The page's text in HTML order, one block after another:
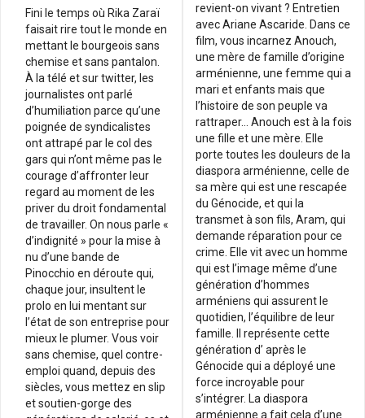
Fini le temps où Rika Zaraï
faisait rire tout le monde en
mettant le bourgeois sans
che­mise et sans pantalon.
À la télé et sur twitter, les
journalistes ont parlé
d’humiliation parce qu’une
poignée de syndicalistes
ont attrapé par le col des
gars qui n’ont même pas le
courage d’affronter leur
regard au moment de les
priver du droit fondamental
de travailler. On nous parle «
d’indignité » pour la mise à
nu d’une bande de
Pinocchio en déroute qui,
chaque jour, insultent le
prolo en lui mentant sur
l’état de son entreprise pour
mieux le plumer. Vous voir
sans chemise, quel contre-
emploi quand, depuis des
siècles, vous mettez en slip
et soutien-gorge des
revient-on vivant ? Entretien
avec Ariane Ascaride. Dans ce
film, vous incarnez Anouch,
une mère de famille d’origine
arménienne, une femme qui a
mari et enfants mais que
l’histoire de son peuple va
rattraper… Anouch est à la fois
une fille et une mère. Elle
porte toutes les douleurs de la
diaspora arménienne, celle de
sa mère qui est une rescapée
du Génocide, et qui la
transmet à son fils, Aram, qui
demande réparation pour ce
crime. Elle vit avec un homme
qui est l’image même d’une
génération d’hommes
arméniens qui assurent le
quotidien, l’équilibre de leur
famille. Il représente cette
génération d’ après le
Génocide qui a déployé une
force incroyable pour
s’intégrer. La diaspora
arménienne a fait cela d’une